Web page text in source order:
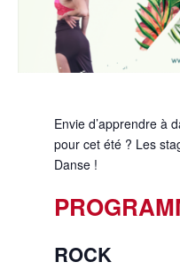
Envie d’apprendre à
pour cet été ? Les
Danse !
ROCK